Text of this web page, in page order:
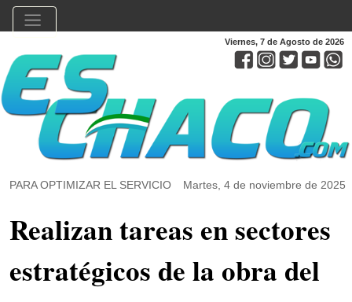
Viernes, 7 de Agosto de 2026
PARA OPTIMIZAR EL SERVICIO Martes, 4 de noviembre de 2025
Realizan tareas en sectores
estratégicos de la obra del